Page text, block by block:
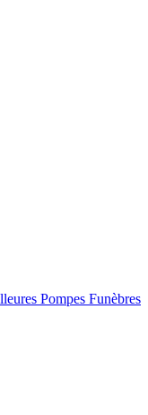
Pompes Funèbres